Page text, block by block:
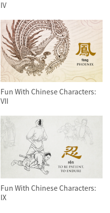
IV
Fun With Chinese Characters:
VII
Fun With Chinese Characters:
IX